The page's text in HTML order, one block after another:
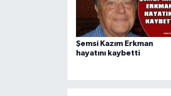
Şemsi Kazım Erkman
hayatını kaybetti